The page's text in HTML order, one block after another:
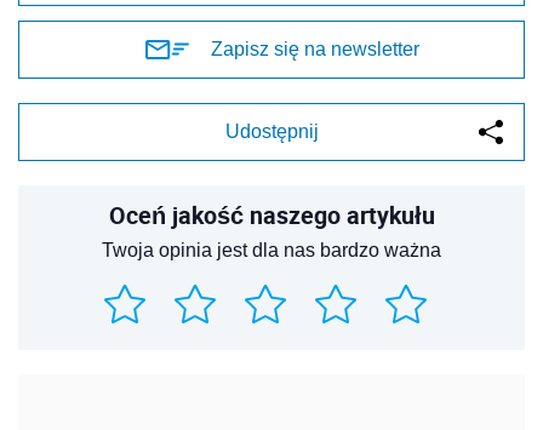
Zapisz się na newsletter
Udostępnij
Oceń jakość naszego artykułu
Twoja opinia jest dla nas bardzo ważna